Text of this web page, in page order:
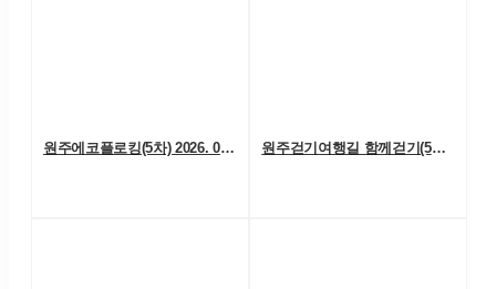
원주에코플로킹(5차) 2026. 07. 18. (토) 원주걷기여행길 함께걷기(5차) 2026. 7. 11.(토)